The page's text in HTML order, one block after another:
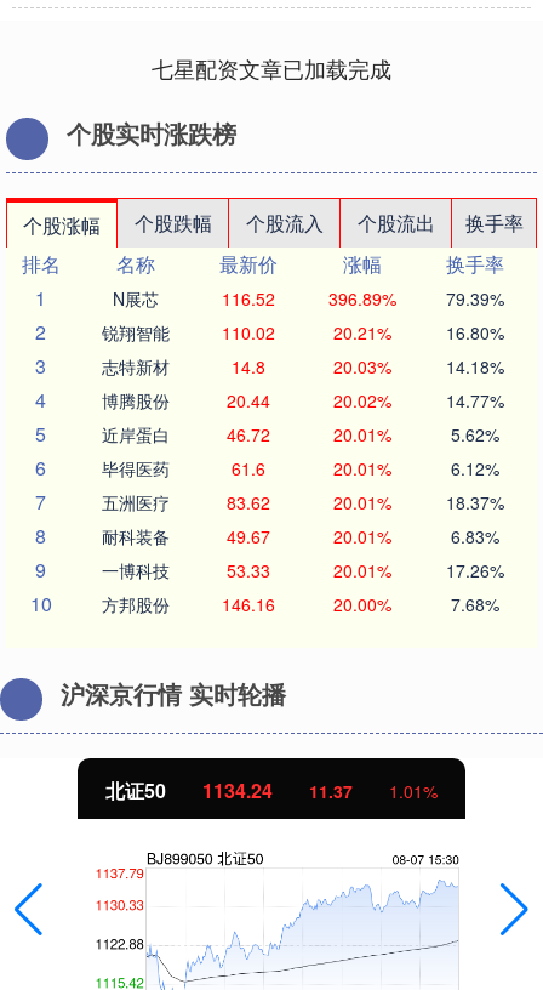
七星配资文章已加载完成
个股实时涨跌榜
个股涨幅 个股跌幅 个股流入 个股流出
换手率
排名
名称 最新价 涨幅
换手率
1
N展芯 116.52 396.89% 79.39%
2 锐翔智能 110.02 20.21% 16.80%
3 志特新材 14.8 20.03% 14.18%
4 博腾股份 20.44 20.02% 14.77%
5 近岸蛋白 46.72 20.01% 5.62%
6 毕得医药 61.6 20.01% 6.12%
7 五洲医疗 83.62 20.01% 18.37%
8 耐科装备 49.67 20.01% 6.83%
9 一博科技 53.33 20.01% 17.26%
10 方邦股份 146.16 20.00% 7.68%
沪深京行情 实时轮播
北证50 1134.24 11.37 1.01%